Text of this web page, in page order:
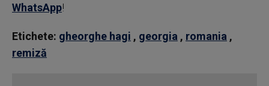
WhatsApp!
Etichete: gheorghe hagi , georgia , romania ,
remiză